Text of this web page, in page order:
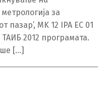
за
MK 12 IPA EC 01
2012 програмата.
[…]